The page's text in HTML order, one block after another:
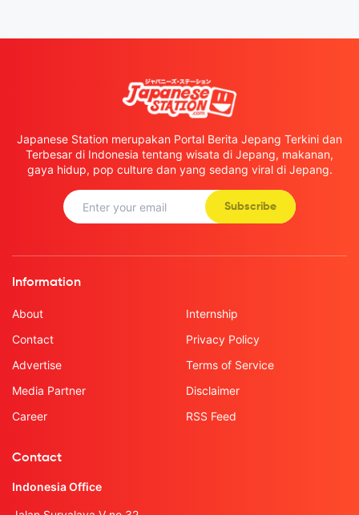
Japanese Station merupakan Portal Berita Jepang Terkini dan
Terbesar di Indonesia tentang wisata di Jepang, makanan,
gaya hidup, pop culture dan yang sedang viral di Jepang.
Subscribe
Information
About
Contact
Advertise
Media Partner
Career
Internship
Privacy Policy
Terms of Service
Disclaimer
RSS Feed
Contact
Indonesia Office